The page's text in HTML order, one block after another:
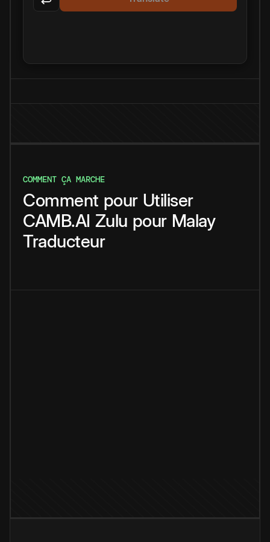
COMMENT ÇA MARCHE
Comment pour Utiliser
CAMB.AI Zulu pour Malay
Traducteur